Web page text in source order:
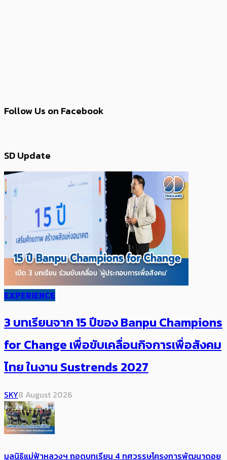
Follow Us on Facebook
SD Update
EXPERIENCE
3 บทเรียนจาก 15 ปีของ Banpu Champions
for Change เพื่อขับเคลื่อนกิจการเพื่อสังคม
ไทย ในงาน Sustrends 2027
SKY8 August 2026
มูลนิธิแม่ฟ้าหลวงฯ ถอดบทเรียน 4 ทศวรรษโครงการพัฒนาดอย